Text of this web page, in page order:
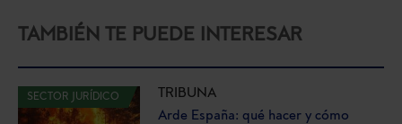
TAMBIÉN TE PUEDE INTERESAR
SECTOR JURÍDICO
TRIBUNA
Arde España: qué hacer y cómo